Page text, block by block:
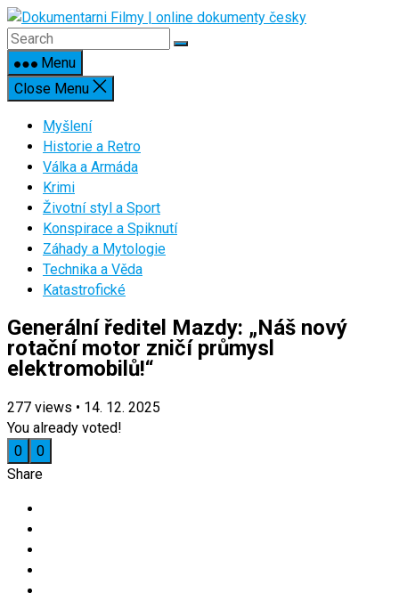
Skip
to
contentMenu
Close Menu
Myšlení
Historie a Retro
Válka a Armáda
Krimi
Životní styl a Sport
Konspirace a Spiknutí
Záhady a Mytologie
Technika a Věda
Katastrofické
Generální ředitel Mazdy: „Náš nový
rotační motor zničí průmysl
elektromobilů!“
277 views • 14. 12. 2025
You already voted!
0
0
Share